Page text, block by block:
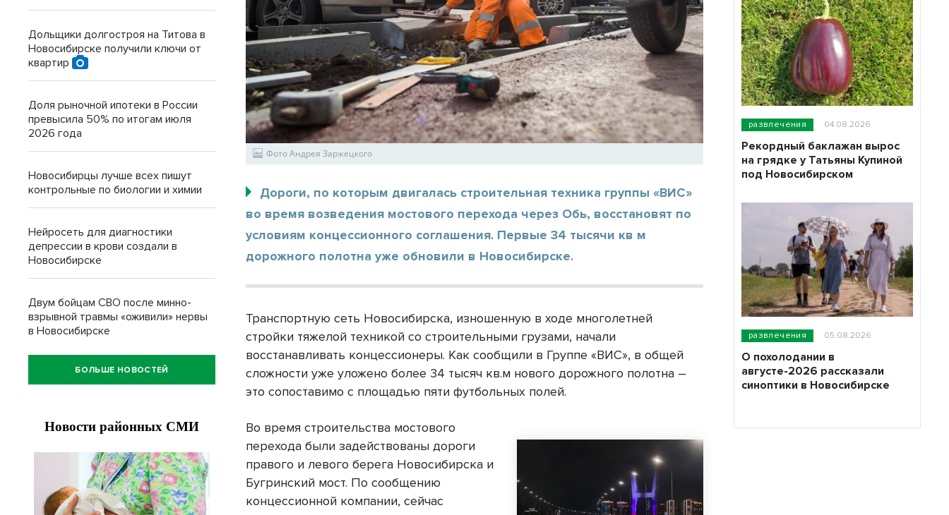
Фото Андрея Заржецкого
Дороги, по которым двигалась строительная техника группы «ВИС»
во время возведения мостового перехода через Обь, восстановят по
условиям концессионного соглашения. Первые 34 тысячи кв м
дорожного полотна уже обновили в Новосибирске.
Транспортную сеть Новосибирска, изношенную в ходе многолетней
стройки тяжелой техникой со строительными грузами, начали
восстанавливать концессионеры. Как сообщили в Группе «ВИС», в общей
сложности уже уложено более 34 тысяч кв.м нового дорожного полотна –
это сопоставимо с площадью пяти футбольных полей.
Во время строительства мостового
перехода были задействованы дороги
правого и левого берега Новосибирска и
Бугринский мост. По сообщению
концессионной компании, сейчас
Дольщики долгостроя на Титова в
Новосибирске получили ключи от
квартир
Доля рыночной ипотеки в России
превысила 50% по итогам июля
2026 года
Новосибирцы лучше всех пишут
контрольные по биологии и химии
Нейросеть для диагностики
депрессии в крови создали в
Новосибирске
Двум бойцам СВО после минно-
взрывной травмы «оживили» нервы
в Новосибирске
БОЛЬШЕ НОВОСТЕЙ
развлечения 04.08.2026
Рекордный баклажан вырос
на грядке у Татьяны Купиной
под Новосибирском
развлечения 05.08.2026
О похолодании в
августе-2026 рассказали
синоптики в Новосибирске